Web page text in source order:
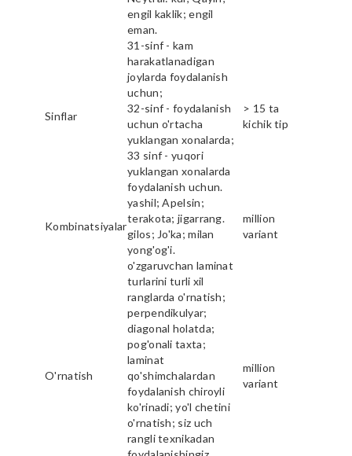
engil kaklik; engil
eman.
Sinflar
31-sinf - kam
harakatlanadigan
joylarda foydalanish
uchun;
32-sinf - foydalanish
uchun o'rtacha
yuklangan xonalarda;
33 sinf - yuqori
yuklangan xonalarda
foydalanish uchun.
> 15 ta
kichik tip
Kombinatsiyalar
yashil; Apelsin;
terakota; jigarrang.
gilos; Jo'ka; milan
yong'og'i.
million
variant
O'rnatish
o'zgaruvchan laminat
turlarini turli xil
ranglarda o'rnatish;
perpendikulyar;
diagonal holatda;
pog'onali taxta;
laminat
qo'shimchalardan
foydalanish chiroyli
ko'rinadi; yo'l chetini
o'rnatish; siz uch
rangli texnikadan
million
variant